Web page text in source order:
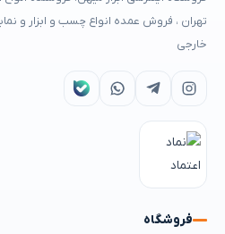
تهران ، فروش عمده انواع چسب و ابزار و
خارجی
فروشگاه